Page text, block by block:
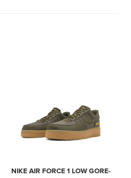
NIKE AIR FORCE 1 LOW GORE-